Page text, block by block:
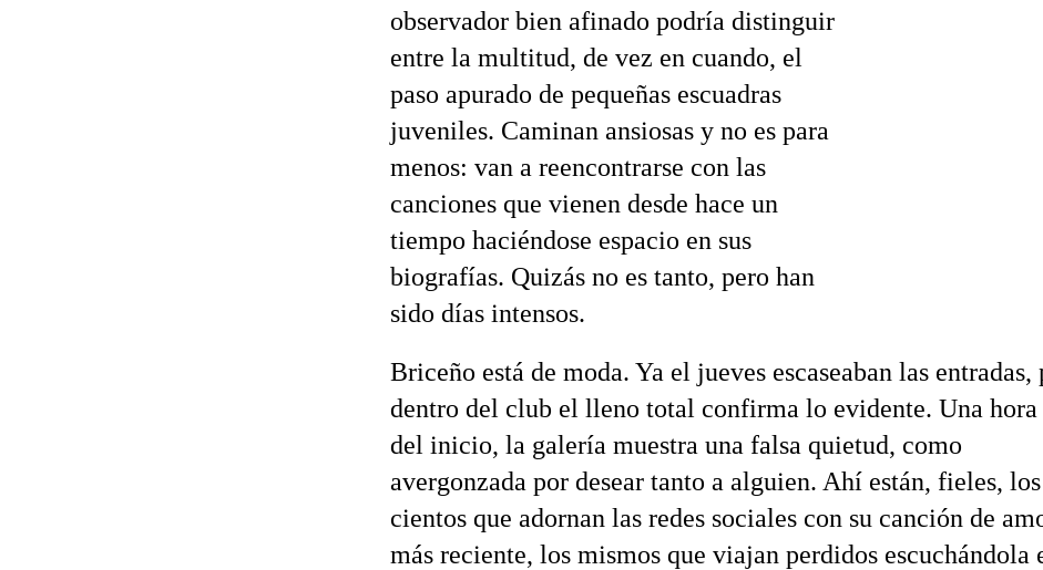
observador bien afinado podría distinguir
entre la multitud, de vez en cuando, el
paso apurado de pequeñas escuadras
juveniles. Caminan ansiosas y no es para
menos: van a reencontrarse con las
canciones que vienen desde hace un
tiempo haciéndose espacio en sus
biografías. Quizás no es tanto, pero han
sido días intensos.
Briceño está de moda. Ya el jueves escaseaban las entradas,
dentro del club el lleno total confirma lo evidente. Una hora
del inicio, la galería muestra una falsa quietud, como
avergonzada por desear tanto a alguien. Ahí están, fieles, los
cientos que adornan las redes sociales con su canción de
más reciente, los mismos que viajan perdidos escuchándola